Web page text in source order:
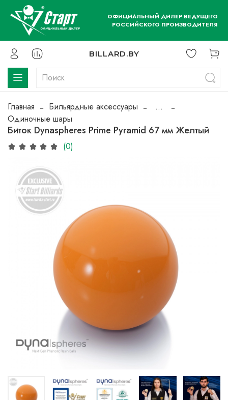
ОФИЦИАЛЬНЫЙ ДИЛЕР ВЕДУЩЕГО
РОССИЙСКОГО ПРОИЗВОДИТЕЛЯ
BILLARD.BY
Главная Бильярдные аксессуары
...
Одиночные шары
Биток Dynaspheres Prime Pyramid 67 мм Желтый
(0)